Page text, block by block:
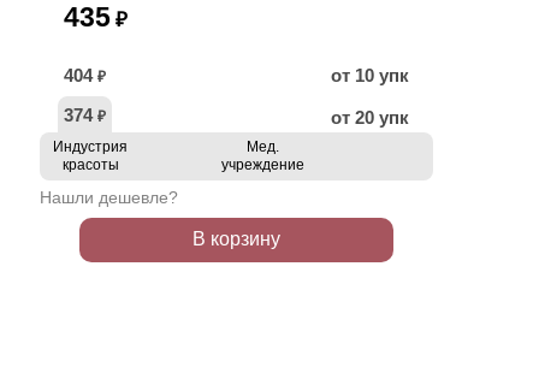
435 ₽
404 ₽
от 10 упк
374 ₽ от 20 упк
Индустрия
красоты
Мед.
учреждение
Нашли дешевле?
В корзину